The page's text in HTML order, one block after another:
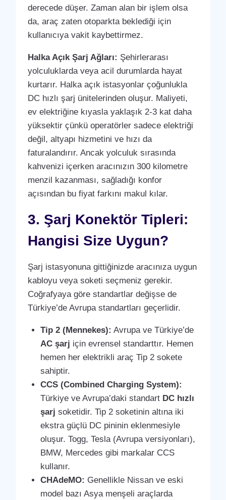
derecede düşer. Zaman alan bir işlem olsa
da, araç zaten otoparkta beklediği için
kullanıcıya vakit kaybettirmez.
Halka Açık Şarj Ağları: Şehirlerarası
yolculuklarda veya acil durumlarda hayat
kurtarır. Halka açık istasyonlar çoğunlukla
DC hızlı şarj ünitelerinden oluşur. Maliyeti,
ev elektriğine kıyasla yaklaşık 2-3 kat daha
yüksektir çünkü operatörler sadece elektriği
değil, altyapı hizmetini ve hızı da
faturalandırır. Ancak yolculuk sırasında
kahvenizi içerken aracınızın 300 kilometre
menzil kazanması, sağladığı konfor
açısından bu fiyat farkını makul kılar.
3. Şarj Konektör Tipleri:
Hangisi Size Uygun?
Şarj istasyonuna gittiğinizde aracınıza uygun
kabloyu veya soketi seçmeniz gerekir.
Coğrafyaya göre standartlar değişse de
Türkiye’de Avrupa standartları geçerlidir.
Tip 2 (Mennekes): Avrupa ve Türkiye’de
AC şarj için evrensel standarttır. Hemen
hemen her elektrikli araç Tip 2 sokete
sahiptir.
CCS (Combined Charging System):
Türkiye ve Avrupa’daki standart DC hızlı
şarj soketidir. Tip 2 soketinin altına iki
ekstra güçlü DC pininin eklenmesiyle
oluşur. Togg, Tesla (Avrupa versiyonları),
BMW, Mercedes gibi markalar CCS
kullanır.
CHAdeMO: Genellikle Nissan ve eski
model bazı Asya menşeli araçlarda